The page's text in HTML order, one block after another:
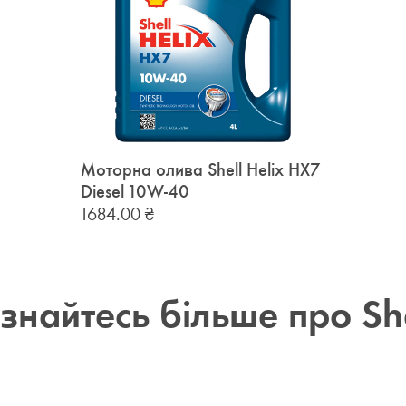
Моторна олива Shell Helix HX7
Diesel 10W-40
1684.00₴
більше про